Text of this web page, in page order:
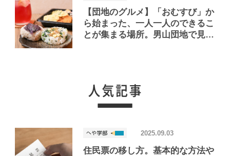
【団地のグルメ】「おむすび」か
ら始まった、一人一人のできるこ
とが集まる場所。男山団地で見つ
住民票の移し方。基本的な方法や
2025.09.03